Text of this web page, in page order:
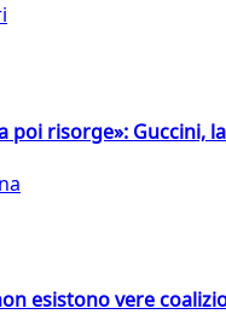
poi risorge»: Guccini,
esistono vere